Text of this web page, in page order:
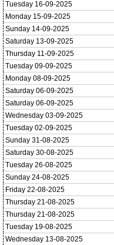
Tuesday 16-09-2025
Monday 15-09-2025
Sunday 14-09-2025
Saturday 13-09-2025
Thursday 11-09-2025
Tuesday 09-09-2025
Monday 08-09-2025
Saturday 06-09-2025
Saturday 06-09-2025
Wednesday 03-09-2025
Tuesday 02-09-2025
Sunday 31-08-2025
Saturday 30-08-2025
Tuesday 26-08-2025
Sunday 24-08-2025
Friday 22-08-2025
Thursday 21-08-2025
Thursday 21-08-2025
Tuesday 19-08-2025
Wednesday 13-08-2025